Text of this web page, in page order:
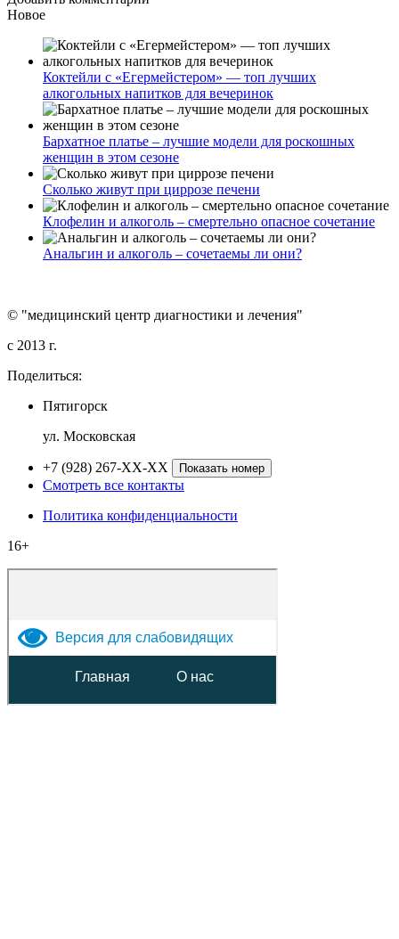
Новое
Коктейли с «Егермейстером» — топ лучших
алкогольных напитков для вечеринок
Бархатное платье – лучшие модели для роскошных
женщин в этом сезоне
Сколько живут при циррозе печени
Клофелин и алкоголь – смертельно опасное сочетание
Анальгин и алкоголь – сочетаемы ли они?
© "медицинский центр диагностики и лечения"
c 2013 г.
Поделиться:
Пятигорск
ул. Московская
+7 (928) 267-XX-XX Показать номер
Смотреть все контакты
Политика конфиденциальности
16+